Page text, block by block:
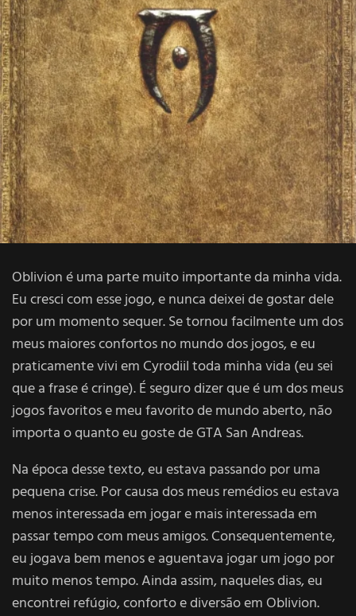
Oblivion é uma parte muito importante da minha vida.
Eu cresci com esse jogo, e nunca deixei de gostar dele
por um momento sequer. Se tornou facilmente um dos
meus maiores confortos no mundo dos jogos, e eu
praticamente vivi em Cyrodiil toda minha vida (eu sei
que a frase é cringe). É seguro dizer que é um dos meus
jogos favoritos e meu favorito de mundo aberto, não
importa o quanto eu goste de GTA San Andreas.
Na época desse texto, eu estava passando por uma
pequena crise. Por causa dos meus remédios eu estava
menos interessada em jogar e mais interessada em
passar tempo com meus amigos. Consequentemente,
eu jogava bem menos e aguentava jogar um jogo por
muito menos tempo. Ainda assim, naqueles dias, eu
encontrei refúgio, conforto e diversão em Oblivion.